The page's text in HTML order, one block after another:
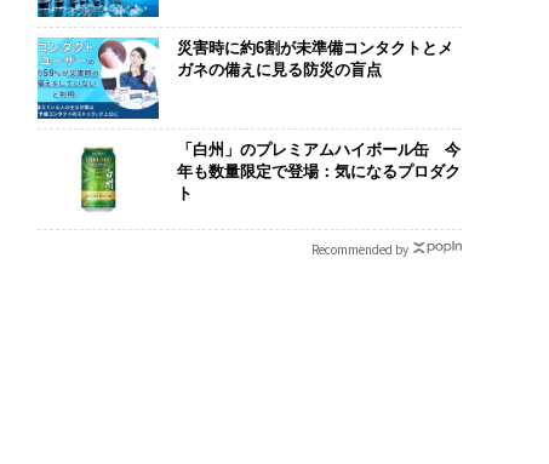
災害時に約6割が未準備コンタクトとメ
ガネの備えに見る防災の盲点
「白州」のプレミアムハイボール缶 今
年も数量限定で登場：気になるプロダク
ト
Recommended by